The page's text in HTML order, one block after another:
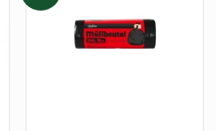
PRIDĖTI
Į NORŲ
SĄRAŠĄ